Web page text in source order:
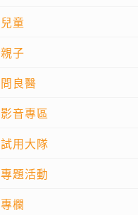
兒童
親子
問良醫
影音專區
試用大隊
專題活動
專欄